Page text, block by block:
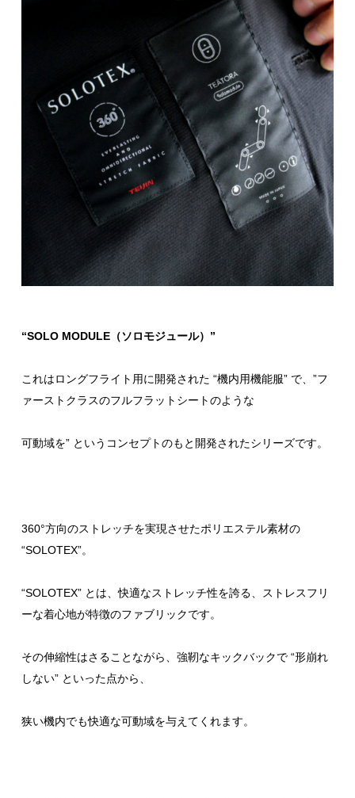
“SOLO MODULE（ソロモジュール）”
これはロングフライト用に開発された “機内用機能服” で、”フ
ァーストクラスのフルフラットシートのような
可動域を” というコンセプトのもと開発されたシリーズです。
360°方向のストレッチを実現させたポリエステル素材の
“SOLOTEX”。
“SOLOTEX” とは、快適なストレッチ性を誇る、ストレスフリ
ーな着心地が特徴のファブリックです。
その伸縮性はさることながら、強靭なキックバックで “形崩れ
しない” といった点から、
狭い機内でも快適な可動域を与えてくれます。